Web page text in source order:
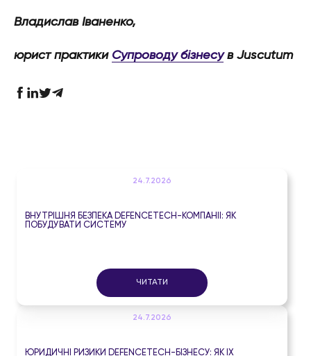
Владислав Іваненко,
юрист практики Супроводу бізнесув Juscutum
24.7.2026
ВНУТРІШНЯ БЕЗПЕКА DEFENCETECH-КОМПАНІЇ: ЯК
ПОБУДУВАТИ СИСТЕМУ
ЧИТАТИ
24.7.2026
ЮРИДИЧНІ РИЗИКИ DEFENCETECH-БІЗНЕСУ: ЯК ЇХ